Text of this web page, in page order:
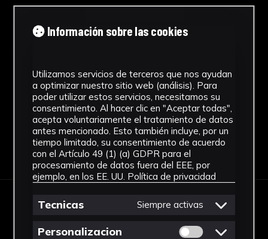
Materiales
Ver más
Descargar Ficha
IMÁGENES
Información sobre las cookies
Utilizamos servicios de terceros que nos ayudan
a optimizar nuestro sitio web (análisis). Para
poder utilizar estos servicios, necesitamos su
consentimiento. Al hacer clic en "Aceptar todas",
acepta voluntariamente el tratamiento de datos
antes mencionado. Esto también incluye, por un
tiempo limitado, su consentimiento de acuerdo
con el Artículo 49 (1) (a) GDPR para el
procesamiento de datos fuera del EEE, por
ejemplo, en los EE. UU. Política de privacidad
Tecnicas Siempre activas
Personalizacion Permitir cookies